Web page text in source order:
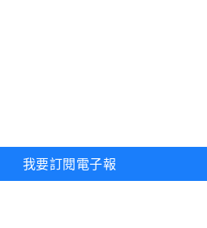
我要訂閱電子報